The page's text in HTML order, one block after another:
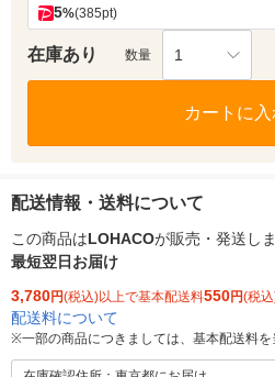
5%(385pt)
在庫あり 数量 1
カートに入
配送情報・送料について
この商品はLOHACOが販売・発送しま
最短翌日お届け
3,780円(税込)以上で基本配送料550円(税
配送料について
※一部の商品につきましては、基本配送料を